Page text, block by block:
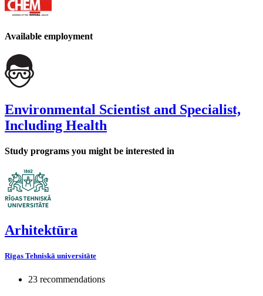
Available employment
Environmental Scientist and Specialist,
Including Health
Study programs you might be interested in
Arhitektūra
Rīgas Tehniskā universitāte
23 recommendations